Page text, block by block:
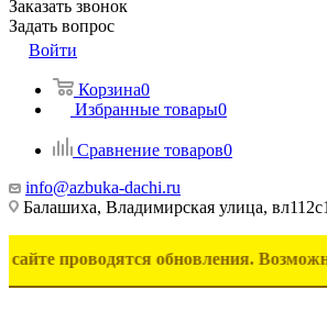
Заказать звонок
Задать вопрос
Войти
Корзина0
Избранные товары0
Сравнение товаров0
info@azbuka-dachi.ru
Балашиха, Владимирская улица, вл112с1
обновления. Возможны